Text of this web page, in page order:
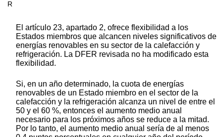
R
El artículo 23, apartado 2, ofrece flexibilidad a los
Estados miembros que alcancen niveles significativos de
energías renovables en su sector de la calefacción y
refrigeración. La DFER revisada no ha modificado esta
flexibilidad.
Si, en un año determinado, la cuota de energías
renovables de un Estado miembro en el sector de la
calefacción y la refrigeración alcanza un nivel de entre el
50 y el 60 %, entonces el aumento medio anual
necesario para los próximos años se reduce a la mitad.
Por lo tanto, el aumento medio anual sería de al menos